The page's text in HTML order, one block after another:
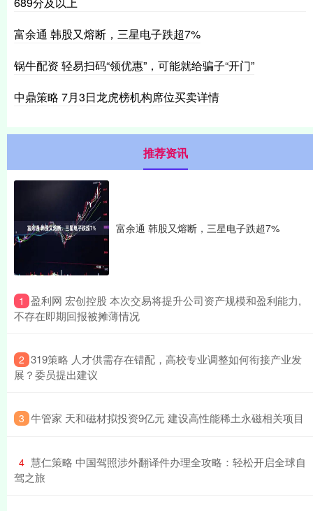
富余通 韩股又熔断，三星电子跌超7%
锅牛配资 轻易扫码“领优惠”，可能就给骗子“开门”
中鼎策略 7月3日龙虎榜机构席位买卖详情
推荐资讯
富余通 韩股又熔断，三星电子跌超7%
1 ​盈利网 宏创控股 本次交易将提升公司资产规模和盈利能力,
不存在即期回报被摊薄情况
2 ​319策略 人才供需存在错配，高校专业调整如何衔接产业发
展？委员提出建议
3 ​牛管家 天和磁材拟投资9亿元 建设高性能稀土永磁相关项目
4 ​慧仁策略 中国驾照涉外翻译件办理全攻略：轻松开启全球自
驾之旅